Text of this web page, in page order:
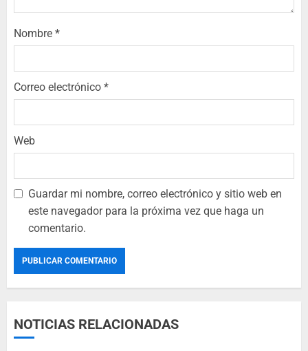
Nombre *
Correo electrónico *
Web
Guardar mi nombre, correo electrónico y sitio web en
este navegador para la próxima vez que haga un
comentario.
NOTICIAS RELACIONADAS